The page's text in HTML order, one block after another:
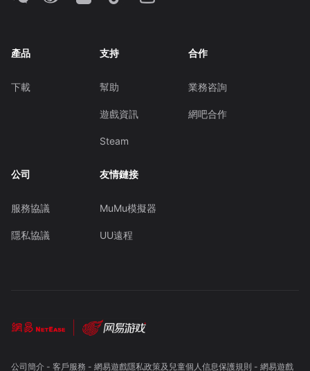
產品
下載
支持
幫助
遊戲資訊
Steam
合作
業務咨詢
網吧合作
公司
服務協議
隱私協議
友情鏈接
MuMu模擬器
UU遠程
公司簡介- 客戶服務 - 網易遊戲隱私政策及兒童個人信息保護規則 - 網易遊戲